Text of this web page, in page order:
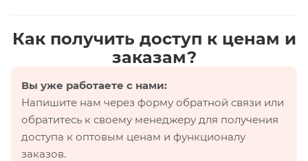
Как получить доступ к ценам и
заказам?
Вы уже работаете с нами:
Напишите нам через форму обратной связи или
обратитесь к своему менеджеру для получения
доступа к оптовым ценам и функционалу
заказов.